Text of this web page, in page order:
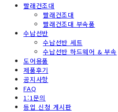
빨래건조대
빨래건조대
빨래건조대 부속품
수납선반
수납선반 세트
수납선반 하드웨어 & 부속
도어용품
제품후기
공지사항
FAQ
1:1문의
등업 신청 게시판